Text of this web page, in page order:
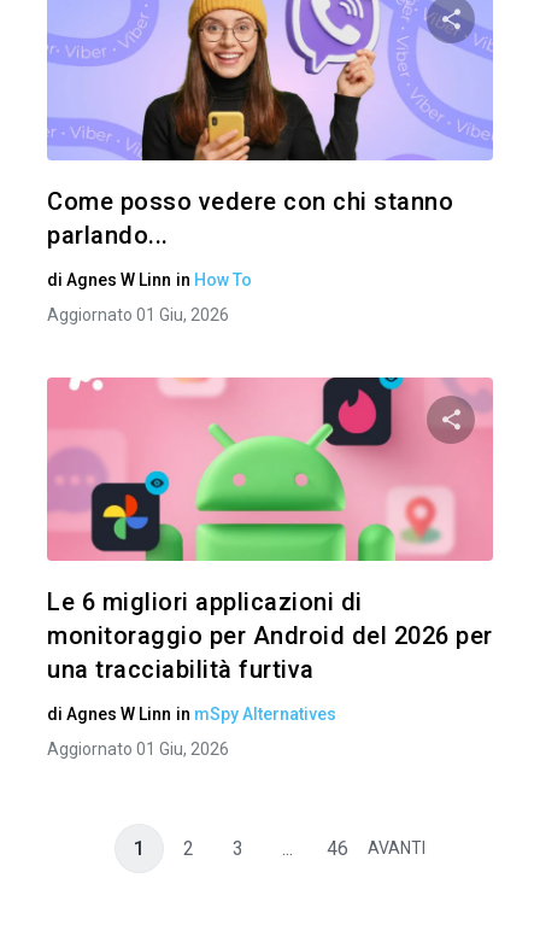
Condividi
Come posso vedere con chi stanno
parlando...
di Agnes W Linn in How To
Aggiornato 01 Giu, 2026
Le 6 migliori applicazioni di
monitoraggio per Android del 2026 per
una tracciabilità furtiva
di Agnes W Linn in mSpy Alternatives
Aggiornato 01 Giu, 2026
1 2 3 ... 46 AVANTI